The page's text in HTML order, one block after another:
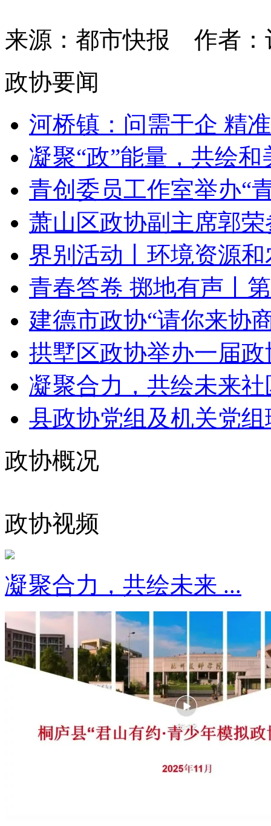
来源：都市快报 作者
政协要闻
河桥镇：问需于企 精
凝聚“政”能量，共绘
青创委员工作室举办“
萧山区政协副主席郭荣
界别活动丨环境资源
青春答卷 掷地有声丨
建德市政协“请你来协
拱墅区政协举办一届
凝聚合力，共绘未来
县政协党组及机关党
政协概况
政协视频
凝聚合力，共绘未来 ...